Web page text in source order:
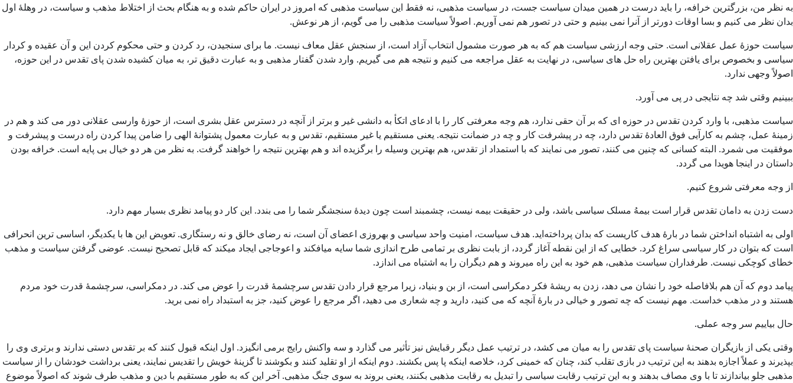
به نظر من، بزرگترین خرافه، را باید درست در همین میدان سیاست جست، در سیاست مذهبی، نه فقط این سیاست مذهبی که امروز در ایران حاکم شده و به هنگام بحث از اختلاط مذهب و سیاست، در وهلۀ اول
بدان نظر می کنیم و بسا اوقات دورتر از آنرا نمی بینیم و حتی در تصور هم نمی آوریم. اصولاً سیاست مذهبی را می گویم، از هر نوعش.
سیاست حوزۀ عمل عقلانی است. حتی وجه ارزشی سیاست هم که به هر صورت مشمول انتخاب آزاد است، از سنجش عقل معاف نیست. ما برای سنجیدن، رد کردن و حتی محکوم کردن این و آن عقیده و کردار
سیاسی و بخصوص برای یافتن بهترین راه حل های سیاسی، در نهایت به عقل مراجعه می کنیم و نتیجه هم می گیریم. وارد شدن گفتار مذهبی و به عبارت دقیق تر، به میان کشیده شدن پای تقدس در این حوزه،
اصولاً وجهی ندارد.
ببینیم وقتی شد چه نتایجی در پی می آورد.
سیاست مذهبی، با وارد کردن تقدس در حوزه ای که بر آن حقی ندارد، هم وجه معرفتی کار را با ادعای اتکأ به دانشی غیر و برتر از آنچه در دسترس عقل بشری است، از حوزۀ وارسی عقلانی دور می کند و هم در
زمینۀ عمل، چشم به کارآیی فوق العادۀ تقدس دارد، چه در پیشرفت کار و چه در ضمانت نتیجه. یعنی مستقیم یا غیر مستقیم، تقدس و به عبارت معمول پشتوانۀ الهی را ضامن پیدا کردن راه درست و پیشرفت و
موفقیت می شمرد. البته کسانی که چنین می کنند، تصور می نمایند که با استمداد از تقدس، هم بهترین وسیله را برگزیده اند و هم بهترین نتیجه را خواهند گرفت. به نظر من هر دو خیال بی پایه است. خرافه بودن
داستان در اینجا هویدا می گردد.
از وجه معرفتی شروع کنیم.
دست زدن به دامان تقدس قرار است بیمهُ مسلک سیاسی باشد، ولی در حقیقت بیمه نیست، چشمبند است چون دیدۀ سنجشگر شما را می بندد. این کار دو پیامد نظری بسیار مهم دارد.
اولی به اشتباه انداختن شما در بارۀ هدف کاریست که بدان پرداخته‌اید. هدف سیاست، امنیت واحد سیاسی و بهروزی اعضای آن است، نه رضای خالق و نه رستگاری. تعویض این ها با یکدیگر، اساسی ترین انحرافی
است که بتوان در کار سیاسی سراغ کرد. خطایی که از این نقطه آغاز گردد، از بابت نظری بر تمامی طرح اندازی شما سایه میافکند و اعوجاجی ایجاد میکند که قابل تصحیح نیست. عوضی گرفتن سیاست و مذهب
خطای کوچکی نیست. طرفداران سیاست مذهبی، هم خود به این راه میروند و هم دیگران را به اشتباه می اندازد.
پیامد دوم که آن هم بلافاصله خود را نشان می دهد، زدن به ریشۀ فکر دمکراسی است، از بن و بنیاد، زیرا مرجع قرار دادن تقدس سرچشمۀ قدرت را عوض می کند. در دمکراسی، سرچشمۀ قدرت خود مردم
هستند و در مذهب خداست. مهم نیست که چه تصور و خیالی در بارۀ آنچه که می کنید، دارید و چه شعاری می دهید، اگر مرجع را عوض کنید، جز به استبداد راه نمی برید.
حال بیاییم سر وجه عملی.
وقتی یکی از بازیگران صحنۀ سیاست پای تقدس را به میان می کشد، در ترتیب عمل دیگر رقبایش نیز تأثیر می گذارد و سه واکنش رایج برمی انگیزد. اول اینکه قبول کنند که بر تقدس دستی ندارند و برتری وی را
بپذیرند و عملاً اجازه بدهند به این ترتیب در بازی تقلب کند، چنان که خمینی کرد، خلاصه اینکه پا پس بکشند. دوم اینکه از او تقلید کنند و بکوشند تا گزینۀ خویش را تقدیس نمایند، یعنی برداشت خودشان را از سیاست
مذهبی جلو بیاندازند تا با وی مصاف بدهند و به این ترتیب رقابت سیاسی را تبدیل به رقابت مذهبی بکنند، یعنی بروند به سوی جنگ مذهبی. آخر این که به طور مستقیم با دین و مذهب طرف شوند که اصولاً موضوع